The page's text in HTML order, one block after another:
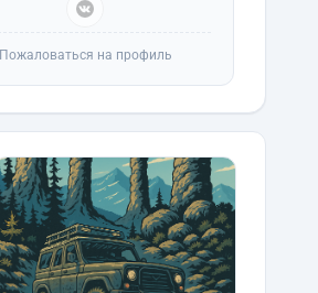
Пожаловаться на профиль